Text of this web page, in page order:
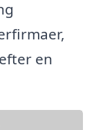
en